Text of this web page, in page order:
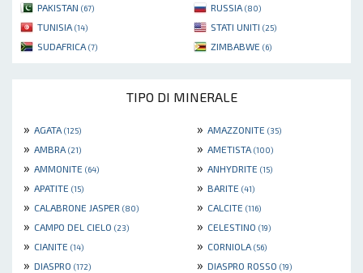
PAKISTAN (67) RUSSIA (80)
TUNISIA (14) STATI UNITI (25)
SUDAFRICA (7) ZIMBABWE (6)
TIPO DI MINERALE
» AGATA (125) » AMAZZONITE (35)
» AMBRA (21) » AMETISTA (100)
» AMMONITE (64) » ANHYDRITE (15)
» APATITE (15) » BARITE (41)
» CALABRONE JASPER (80) » CALCITE (116)
» CAMPO DEL CIELO (23) » CELESTINO (19)
» CIANITE (14) » CORNIOLA (56)
» DIASPRO (172) » DIASPRO ROSSO (19)